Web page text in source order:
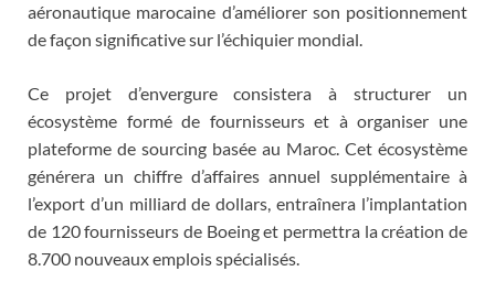
aéronautique marocaine d’améliorer son positionnement
de façon significative sur l’échiquier mondial.
Ce projet d’envergure consistera à structurer un
écosystème formé de fournisseurs et à organiser une
plateforme de sourcing basée au Maroc. Cet écosystème
générera un chiffre d’affaires annuel supplémentaire à
l’export d’un milliard de dollars, entraînera l’implantation
de 120 fournisseurs de Boeing et permettra la création de
8.700 nouveaux emplois spécialisés.